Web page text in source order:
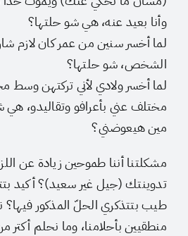
وأنا بعيد عنه، هي شو حلتها؟
لما أخسر سنين من عمر كان لازم
الشخص، شو حلتها؟
لما أخسر ولادي لأني تركتهن وسط
مختلف عني بأعرافو وتقاليدو، هي
مين هيعوضني؟
مشكلتنا أننا طموحين زيادة عن
تدوينتك (جيل غير سعيد)؟ أكيد
طيب بتتذكري الحلّ المذكور فيها؟
منطقيين بأحلامنا، وما نحلم أكتر